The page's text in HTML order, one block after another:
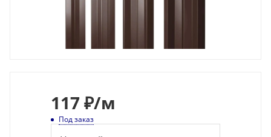
117 ₽/м
Под заказ